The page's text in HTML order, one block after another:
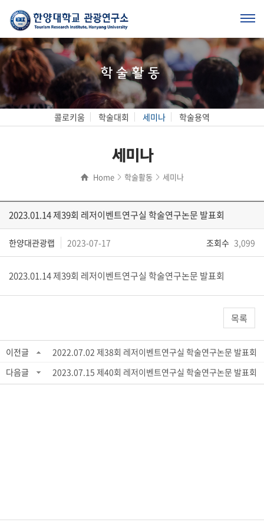
학술활동
콜로키움 학술대회 세미나 학술용역
세미나
Home 학술활동 세미나
2023.01.14 제39회 레저이벤트연구실 학술연구논문 발표회
한양대관광랩 2023-07-17 조회수 3,099
2023.01.14 제39회 레저이벤트연구실 학술연구논문 발표회
목록
이전글
2022.07.02 제38회 레저이벤트연구실 학술연구논문 발표회
다음글
2023.07.15 제40회 레저이벤트연구실 학술연구논문 발표회